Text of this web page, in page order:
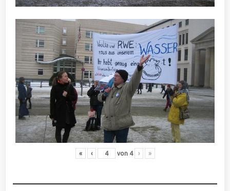
« ‹ von 4 › »